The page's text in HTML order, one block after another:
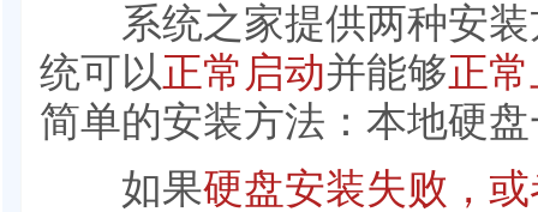
系统之家提供两种安装
统可以正常启动并能够正
简单的安装方法：本地硬
如果硬盘安装失败，